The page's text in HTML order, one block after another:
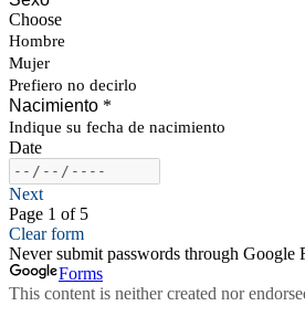
Choose
Hombre
Mujer
Prefiero no decirlo
Nacimiento *
Indique su fecha de nacimiento
Date
Next
Page 1 of 5
Clear form
Never submit passwords through Google
Forms
This content is neither created nor